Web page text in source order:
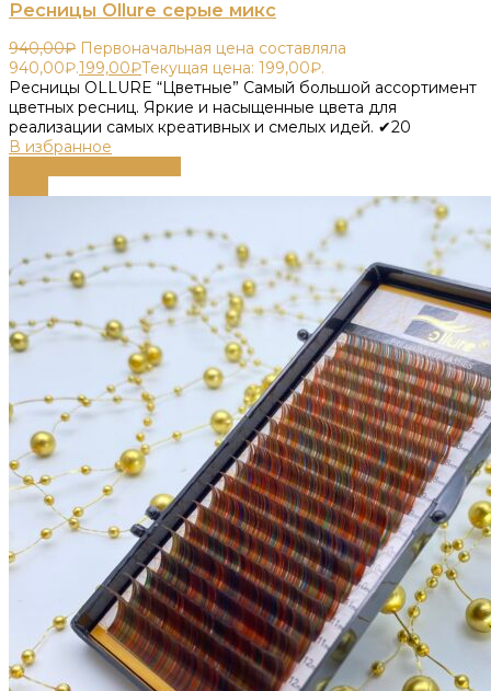
Ресницы Ollure серые микс
940,00₽ Первоначальная цена составляла
940,00₽.199,00₽Текущая цена: 199,00₽.
Ресницы OLLURE “Цветные” Самый большой ассортимент
цветных ресниц. Яркие и насыщенные цвета для
реализации самых креативных и смелых идей. ✔20
В избранное